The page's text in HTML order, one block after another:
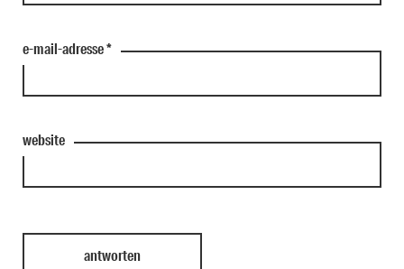
e-mail-adresse*
website